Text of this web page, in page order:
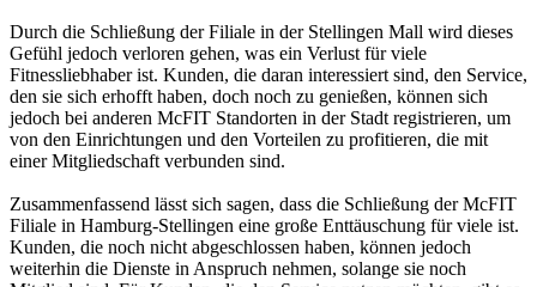
Durch die Schließung der Filiale in der Stellingen Mall wird dieses
Gefühl jedoch verloren gehen, was ein Verlust für viele
Fitnessliebhaber ist. Kunden, die daran interessiert sind, den Service,
den sie sich erhofft haben, doch noch zu genießen, können sich
jedoch bei anderen McFIT Standorten in der Stadt registrieren, um
von den Einrichtungen und den Vorteilen zu profitieren, die mit
einer Mitgliedschaft verbunden sind.
Zusammenfassend lässt sich sagen, dass die Schließung der McFIT
Filiale in Hamburg-Stellingen eine große Enttäuschung für viele ist.
Kunden, die noch nicht abgeschlossen haben, können jedoch
weiterhin die Dienste in Anspruch nehmen, solange sie noch